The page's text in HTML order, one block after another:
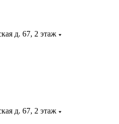
д. 67, 2 этаж
д. 67, 2 этаж